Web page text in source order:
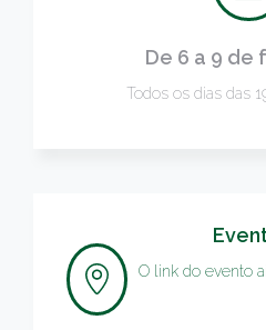
De 6 a 9 de
Todos os dias das
O link do evento